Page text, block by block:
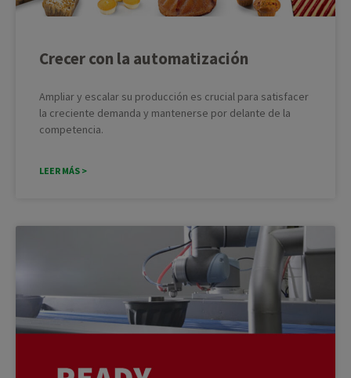
Crecer con la automatización
Ampliar y escalar su producción es crucial para satisfacer
la creciente demanda y mantenerse por delante de la
competencia.
LEER MÁS >